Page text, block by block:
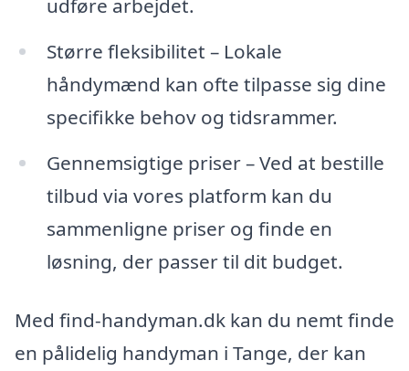
udføre arbejdet.
Større fleksibilitet – Lokale
håndymænd kan ofte tilpasse sig dine
specifikke behov og tidsrammer.
Gennemsigtige priser – Ved at bestille
tilbud via vores platform kan du
sammenligne priser og finde en
løsning, der passer til dit budget.
Med find-handyman.dk kan du nemt finde
en pålidelig handyman i Tange, der kan